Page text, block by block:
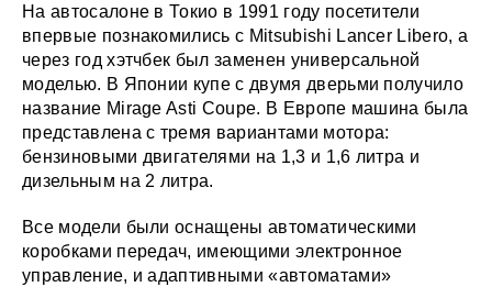
На автосалоне в Токио в 1991 году посетители
впервые познакомились с Mitsubishi Lancer Libero, а
через год хэтчбек был заменен универсальной
моделью. В Японии купе с двумя дверьми получило
название Mirage Asti Coupe. В Европе машина была
представлена с тремя вариантами мотора:
бензиновыми двигателями на 1,3 и 1,6 литра и
дизельным на 2 литра.
Все модели были оснащены автоматическими
коробками передач, имеющими электронное
управление, и адаптивными «автоматами»